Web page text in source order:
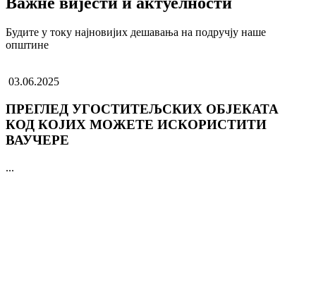
Будите у току најновијих дешавања на подручју наше
општине
03.06.2025
ПРЕГЛЕД УГОСТИТЕЉСКИХ ОБЈЕКАТА
КОД КОЈИХ МОЖЕТЕ ИСКОРИСТИТИ
ВАУЧЕРЕ
...